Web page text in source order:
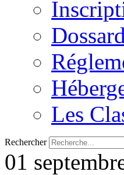
Les
Rechercher
01